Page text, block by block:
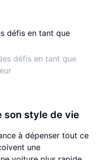
défis en tant que
son style de vie
à dépenser tout ce
une